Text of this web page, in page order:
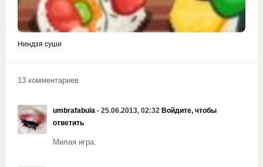
Ниндзя суши
13 комментариев
umbrafabula - 25.06.2013, 02:32 Войдите, чтобы
ответить
Милая игра.